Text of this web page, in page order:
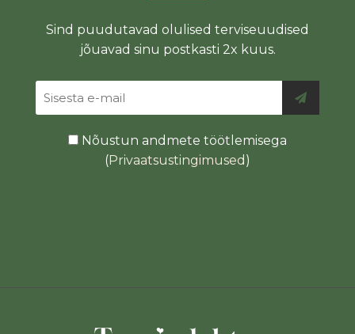
Sind puudutavad olulised terviseuudised
jõuavad sinu postkasti 2x kuus.
Nõustun andmete töötlemisega
(Privaatsustingimused )